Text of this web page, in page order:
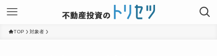
TOP 対象者